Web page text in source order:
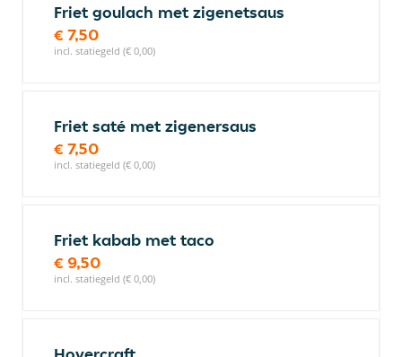
Friet goulach met zigenetsaus
€ 7,50
incl. statiegeld (€ 0,00)
Friet saté met zigenersaus
€ 7,50
incl. statiegeld (€ 0,00)
Friet kabab met taco
€ 9,50
incl. statiegeld (€ 0,00)